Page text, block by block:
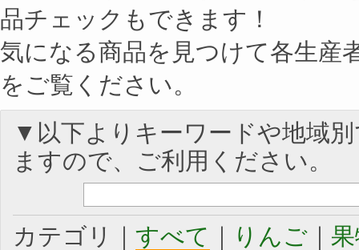
品チェックもできます！
気になる商品を見つけて各生産
をご覧ください。
▼以下よりキーワードや地域
ますので、ご利用ください。
カテゴリ｜ すべて ｜ りんご ｜